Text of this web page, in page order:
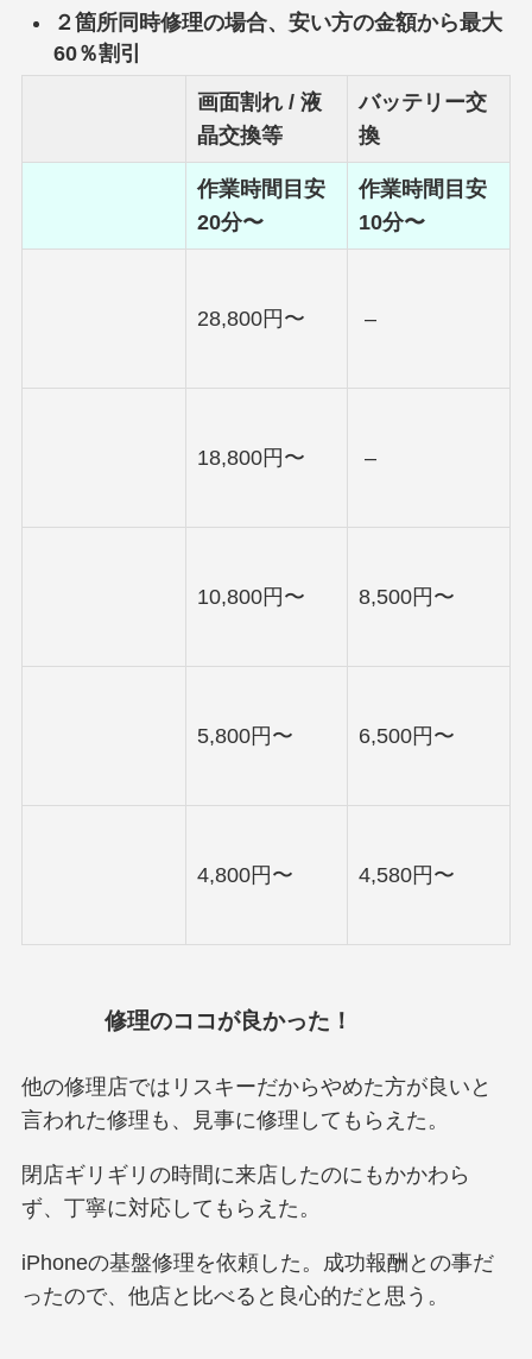
２箇所同時修理の場合、安い方の金額から最大
60％割引
画面割れ / 液
晶交換等
バッテリー交
換
作業時間目安
20分〜
作業時間目安
10分〜
28,800円〜 –
18,800円〜 –
10,800円〜 8,500円〜
5,800円〜 6,500円〜
4,800円〜 4,580円〜
修理のココが良かった！
他の修理店ではリスキーだからやめた方が良いと
言われた修理も、見事に修理してもらえた。
閉店ギリギリの時間に来店したのにもかかわら
ず、丁寧に対応してもらえた。
iPhoneの基盤修理を依頼した。成功報酬との事だ
ったので、他店と比べると良心的だと思う。